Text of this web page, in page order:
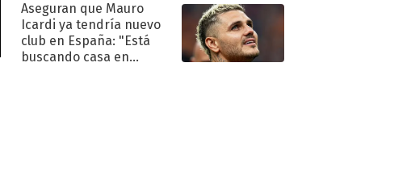
Aseguran que Mauro
Icardi ya tendría nuevo
club en España: "Está
buscando casa en